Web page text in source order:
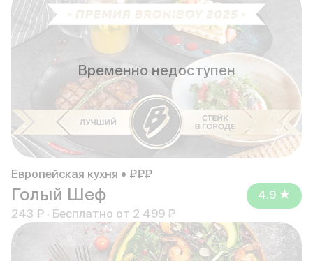
Временно недоступен
Европейская кухня • ₽₽₽
Голый Шеф
243 ₽ · Бесплатно от 2 499 ₽
4.9